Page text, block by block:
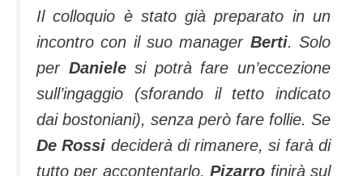
Il colloquio è stato già preparato in un
incontro con il suo manager Berti. Solo
per Danielesi potrà fare un’eccezione
sull’ingaggio (sforando il tetto indicato
dai bostoniani), senza però fare follie. Se
De Rossi deciderà di rimanere, si farà di
tutto per accontentarlo.Pizarro finirà sul